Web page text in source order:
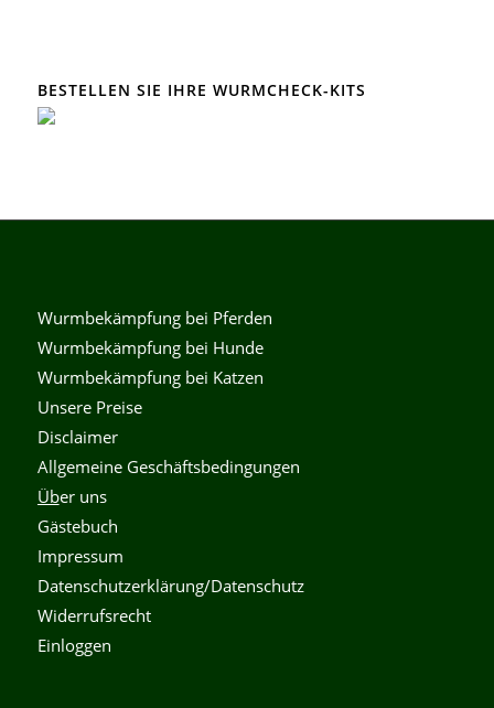
BESTELLEN SIE IHRE WURMCHECK-KITS
Wurmbekämpfung bei Pferden
Wurmbekämpfung bei Hunde
Wurmbekämpfung bei Katzen
Unsere Preise
Disclaimer
Allgemeine Geschäftsbedingungen
Über uns
Gästebuch
Impressum
Datenschutzerklärung/Datenschutz
Widerrufsrecht
Einloggen